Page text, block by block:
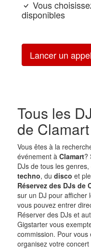
Vous
disponibles
Lancer un appel
Tous les
de Clamart
Vous êtes à la
événement à Clamart?
DJs de tous les
techno, du disco et
Réservez des DJs de
sur un DJ pour afficher
vous pouvez entrer
Réserver des DJs et
Gigstarter vous
commission. Pour
organisez votre